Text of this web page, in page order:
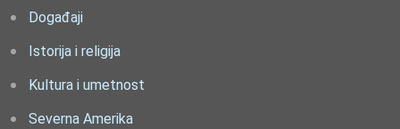
Događaji
Istorija i religija
Kultura i umetnost
Severna Amerika